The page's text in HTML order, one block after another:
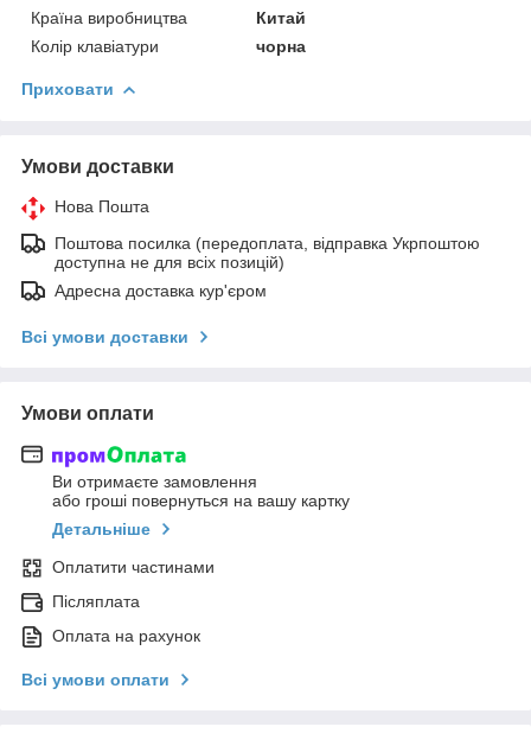
Країна виробництва
Китай
Колір клавіатури
чорна
Приховати
Умови доставки
Нова Пошта
Поштова посилка (передоплата, відправка Укрпоштою
доступна не для всіх позицій)
Адресна доставка кур'єром
Всі умови доставки
Умови оплати
Ви отримаєте замовлення
або гроші повернуться на вашу картку
Детальніше
Оплатити частинами
Післяплата
Оплата на рахунок
Всі умови оплати